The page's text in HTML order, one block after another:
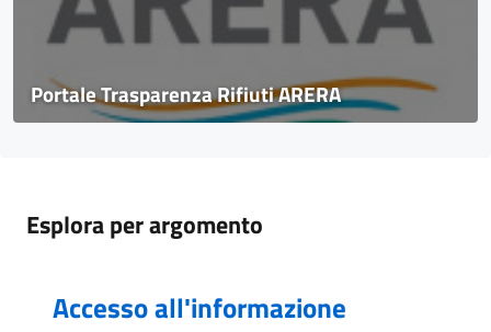
Portale Trasparenza Rifiuti ARERA
Esplora per argomento
Accesso all'informazione